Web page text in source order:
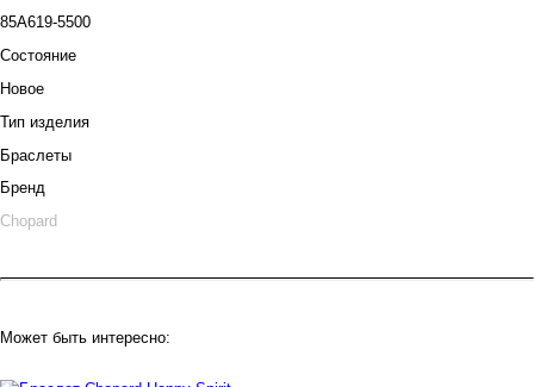
85A619-5500
Состояние
Новое
Тип изделия
Браслеты
Бренд
Chopard
Может быть интересно: